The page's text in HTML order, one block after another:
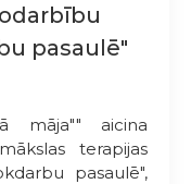
pasaulē"
māja"" aicina
terapijas
pasaulē",